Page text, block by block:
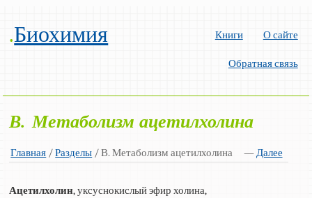
.Биохимия Книги О сайте
Обратная связь
В. Метаболизм ацетилхолина
Главная / —Далее
Разделы / В. Метаболизм ацетилхолина
Ацетилхолин, уксуснокислый эфир холина,